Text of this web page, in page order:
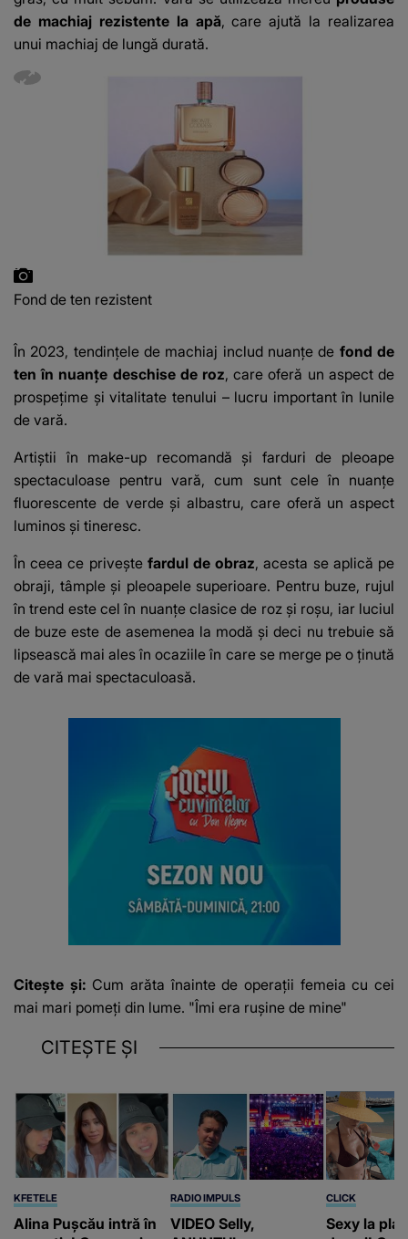
de machiaj rezistente la apă, care ajută la realizarea
unui machiaj de lungă durată.
Fond de ten rezistent
În 2023, tendințele de machiaj includ nuanțe de fond de
ten în nuanțe deschise de roz, care oferă un aspect de
prospețime și vitalitate tenului – lucru important în lunile
de vară.
Artiștii în make-up recomandă și farduri de pleoape
spectaculoase pentru vară, cum sunt cele în nuanțe
fluorescente de verde și albastru, care oferă un aspect
luminos și tineresc.
În ceea ce privește fardul de obraz, acesta se aplică pe
obraji, tâmple și pleoapele superioare. Pentru buze, rujul
în trend este cel în nuanțe clasice de roz și roșu, iar luciul
de buze este de asemenea la modă și deci nu trebuie să
lipsească mai ales în ocaziile în care se merge pe o ținută
de vară mai spectaculoasă.
Citește și: Cum arăta înainte de operații femeia cu cei
mai mari pomeți din lume. "Îmi era rușine de mine"
CITEȘTE ȘI
KFETELE
Alina Pușcău intră în
RADIO IMPULS
VIDEO Selly,
CLICK
Sexy la